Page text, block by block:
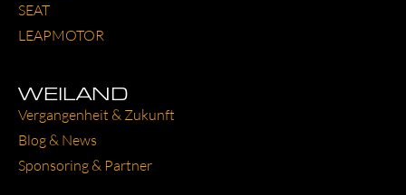
SEAT
LEAP­MO­TOR
WEILAND
Ver­gan­gen­heit & Zukunft
Blog & News
Spon­so­ring & Part­ner